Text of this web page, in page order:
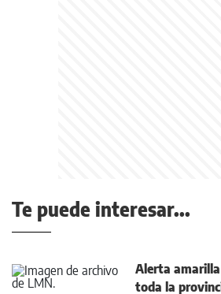
Te puede interesar...
Alerta
toda la